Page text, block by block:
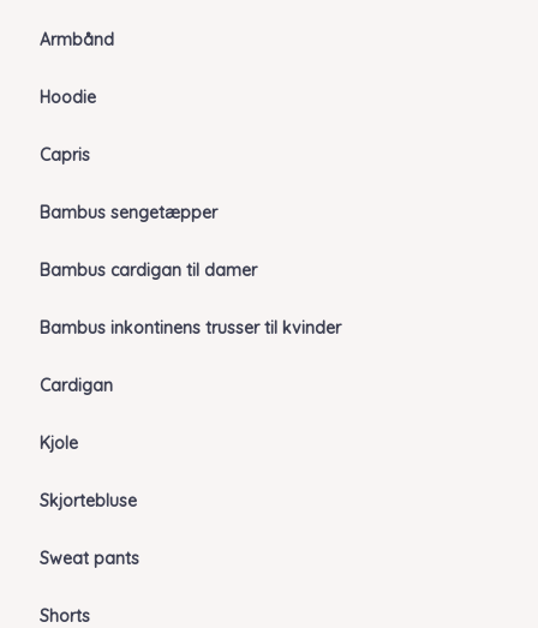
Armbånd
Hoodie
Capris
Bambus sengetæpper
Bambus cardigan til damer
Bambus inkontinens trusser til kvinder
Cardigan
Kjole
Skjortebluse
Sweat pants
Shorts